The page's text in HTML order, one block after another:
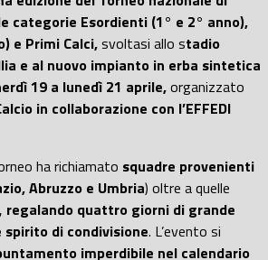
categorie Esordienti (1° e 2° anno),
e Primi Calci,svoltasi allo stadio
e al nuovo impianto in erba sintetica
19 a lunedì 21 aprile,organizzato
in collaborazione con l’EFFEDI
ha richiamato squadre provenienti
Abruzzo e Umbria) oltre a quelle
regalando quattro giorni di grande
di condivisione. L’evento si
imperdibile nel calendario